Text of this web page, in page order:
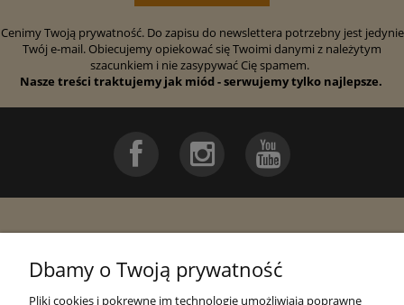
Cenimy Twoją prywatność. Do zapisu do newslettera potrzebny jest jedynie
Twój e-mail. Obiecujemy opiekować się Twoimi danymi z należytym
szacunkiem i nie zasypywać Cię spamem.
Nasze treści traktujemy jak miód - serwujemy tylko najlepsze.
Dbamy o Twoją prywatność
Pliki cookies i pokrewne im technologie umożliwiają poprawne